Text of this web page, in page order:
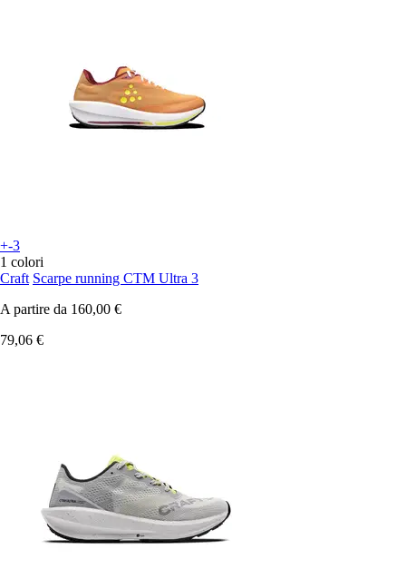
+-3
1 colori
Craft Scarpe running CTM Ultra 3
A partire da 160,00 €
79,06 €